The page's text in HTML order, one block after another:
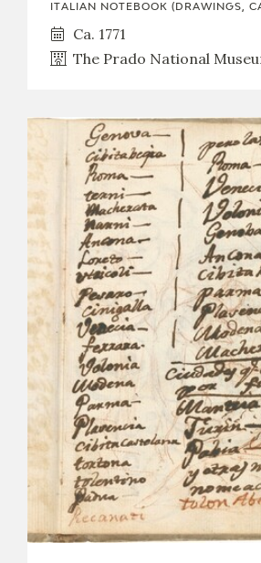
ITALIAN NOTEBOOK (DRAWINGS,
Ca. 1771
The Prado National